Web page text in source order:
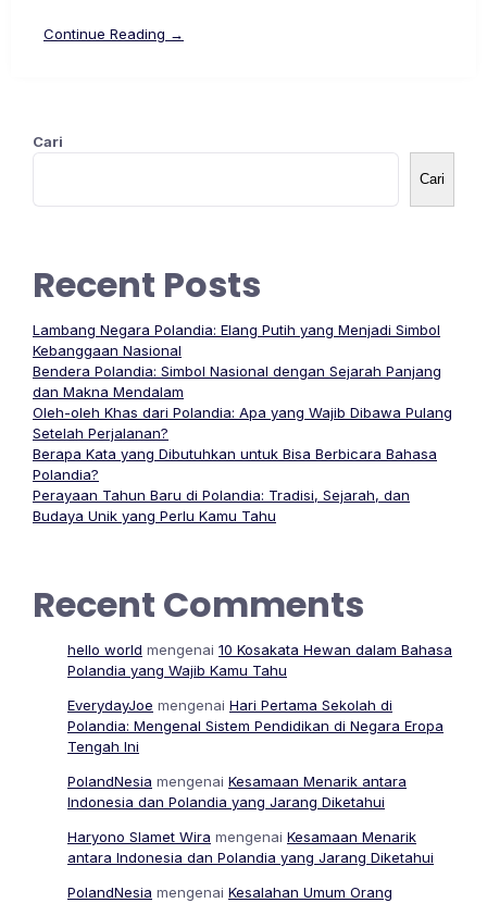
Continue Reading →
Cari
Cari
Recent Posts
Lambang Negara Polandia: Elang Putih yang Menjadi Simbol
Kebanggaan Nasional
Bendera Polandia: Simbol Nasional dengan Sejarah Panjang
dan Makna Mendalam
Oleh-oleh Khas dari Polandia: Apa yang Wajib Dibawa Pulang
Setelah Perjalanan?
Berapa Kata yang Dibutuhkan untuk Bisa Berbicara Bahasa
Polandia?
Perayaan Tahun Baru di Polandia: Tradisi, Sejarah, dan
Budaya Unik yang Perlu Kamu Tahu
Recent Comments
hello world mengenai 10 Kosakata Hewan dalam Bahasa
Polandia yang Wajib Kamu Tahu
EverydayJoe mengenai Hari Pertama Sekolah di
Polandia: Mengenal Sistem Pendidikan di Negara Eropa
Tengah Ini
PolandNesia mengenai Kesamaan Menarik antara
Indonesia dan Polandia yang Jarang Diketahui
Haryono Slamet Wira mengenai Kesamaan Menarik
antara Indonesia dan Polandia yang Jarang Diketahui
PolandNesia mengenai Kesalahan Umum Orang